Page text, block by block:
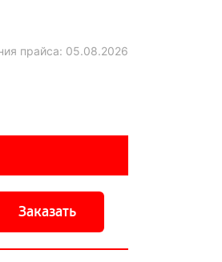
прайса: 05.08.2026
Заказать